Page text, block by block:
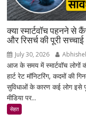
क्या स्मार्टवॉच पहनने से
और रिसर्च की पूरी सच्चाई
July 30, 2026
आज के समय में स्मार्टवॉच लोगों
हार्ट रेट मॉनिटरिंग, कदमों की
सुविधाओं के कारण कई लोग इसे
मीडिया पर...
सेहत